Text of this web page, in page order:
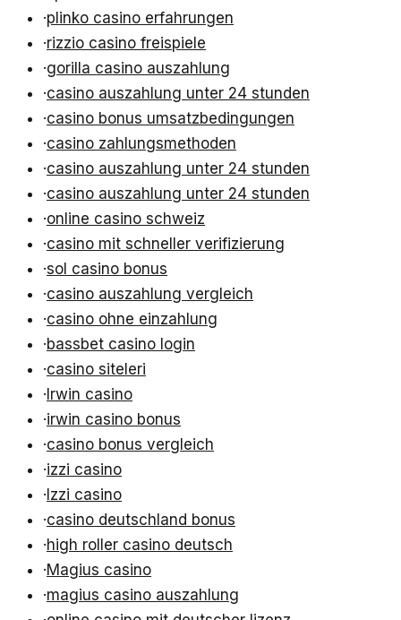
·plinko casino erfahrungen
·rizzio casino freispiele
·gorilla casino auszahlung
·casino auszahlung unter 24 stunden
·casino bonus umsatzbedingungen
·casino zahlungsmethoden
·casino auszahlung unter 24 stunden
·casino auszahlung unter 24 stunden
·online casino schweiz
·casino mit schneller verifizierung
·sol casino bonus
·casino auszahlung vergleich
·casino ohne einzahlung
·bassbet casino login
·casino siteleri
· Irwin casino
·irwin casino bonus
·casino bonus vergleich
·izzi casino
· Izzi casino
·casino deutschland bonus
·high roller casino deutsch
·Magius casino
·magius casino auszahlung